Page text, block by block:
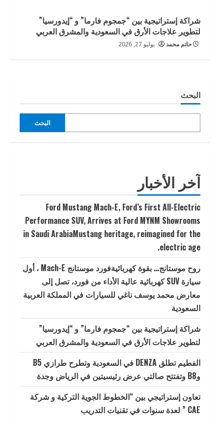
شراكة إستراتيجية بين “جمجوم فارما” و “إيدورسيا”
لتطوير علاجات الأرق في السعودية والمشرق العربي
حاتم محمد يوليو 27, 2026
البحث
البحث
آخر الأخبار
Ford Mustang Mach-E, Ford’s First All-Electric
Performance SUV, Arrives at Ford MYNM Showrooms
in Saudi ArabiaMustang heritage, reimagined for the
electric age.
روح موستانج… بقوة كهربائيةفورد موستانج Mach-E ، أول
سيارة SUV كهربائية عالية الأداء من فورد، تصل إلى
معارض محمد يوسف ناغي للسيارات في المملكة العربية
السعودية
شراكة إستراتيجية بين “جمجوم فارما” و “إيدورسيا”
لتطوير علاجات الأرق في السعودية والمشرق العربي
الفطيم تطلق DENZA في السعودية وتطرح طرازي B5
وB8 وتفتتح صالتي عرض رئيسيتين في الرياض وجدة
تعاون إستراتيجي بين “الخطوط الجوية التركية و شركة
CAE ” لعدة سنوات في تقنيات التدريب